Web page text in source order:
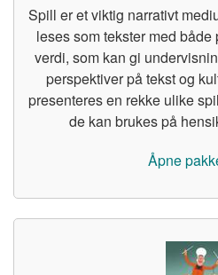
Spill er et viktig narrativt
leses som tekster med
verdi, som kan gi
perspektiver på tekst og
presenteres en rekke ulike
de kan brukes på
Åpne